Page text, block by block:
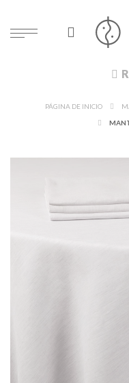
PÁGINA DE INICIO